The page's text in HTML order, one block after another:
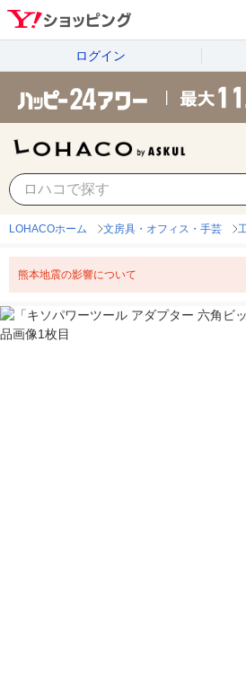
ログイン
LOHACOホーム 文房具・オフィス・手芸
熊本地震の影響について